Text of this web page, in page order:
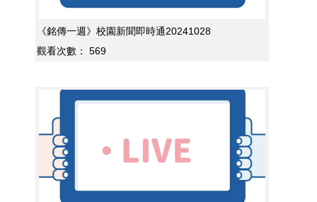
《銘傳一週》校園新聞即時通20241028
觀看次數：
569